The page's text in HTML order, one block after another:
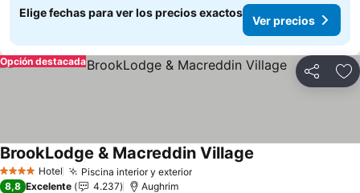
Elige fechas para ver los precios exactos
Ver precios
Compartir
Opción destacada
4 EstrellasHotel Piscina interior y exteriorVer precios
BrookLodge & Macreddin Village
8,8 Excelente 4.237 Aughrim